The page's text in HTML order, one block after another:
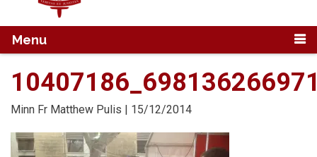
Menu
Minn Fr Matthew Pulis | 15/12/2014